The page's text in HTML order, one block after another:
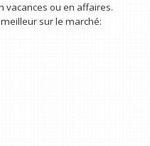
vacances ou en affaires.
sur le marché: